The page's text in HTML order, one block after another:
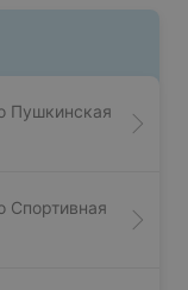
Пушкинская
Спортивная